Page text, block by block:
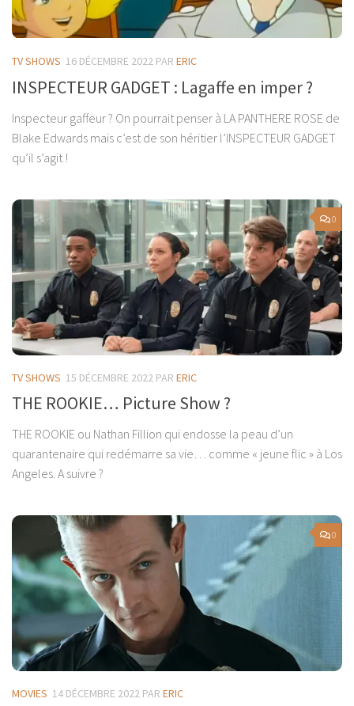
TV SHOWS 16 DÉCEMBRE 2022 PAR ERIC
INSPECTEUR GADGET : Lagaffe en imper ?
Inspecteur gaffeur ? On pourrait penser à LA PANTHERE ROSE de
Blake Edwards mais c’est de son héritier l’INSPECTEUR GADGET
qu’il s’agit !
0
TV SHOWS 15 DÉCEMBRE 2022 PAR ERIC
THE ROOKIE… Picture Show ?
THE ROOKIE ou Nathan Fillion qui endosse la peau d’un
quarantenaire qui redémarre sa vie… comme « jeune flic » à Los
Angeles. A suivre ?
0
MOVIES 14 DÉCEMBRE 2022 PAR ERIC